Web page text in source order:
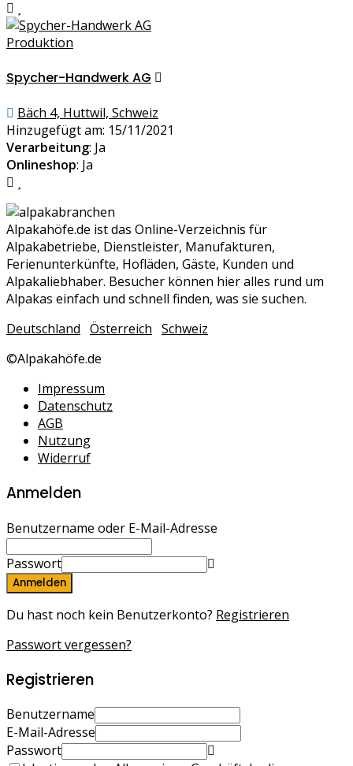
Produktion
Spycher-Handwerk AG
Bäch 4, Huttwil, Schweiz
Hinzugefügt am: 15/11/2021
Verarbeitung: Ja
Onlineshop: Ja
Alpakahöfe.de ist das Online-Verzeichnis für
Alpakabetriebe, Dienstleister, Manufakturen,
Ferienunterkünfte, Hofläden, Gäste, Kunden und
Alpakaliebhaber. Besucher können hier alles rund um
Alpakas einfach und schnell finden, was sie suchen.
Deutschland Österreich Schweiz
©Alpakahöfe.de
Impressum
Datenschutz
AGB
Nutzung
Widerruf
Anmelden
Benutzername oder E-Mail-Adresse
Passwort
Anmelden
Du hast noch kein Benutzerkonto? Registrieren
Passwort vergessen?
Registrieren
Benutzername
E-Mail-Adresse
Passwort